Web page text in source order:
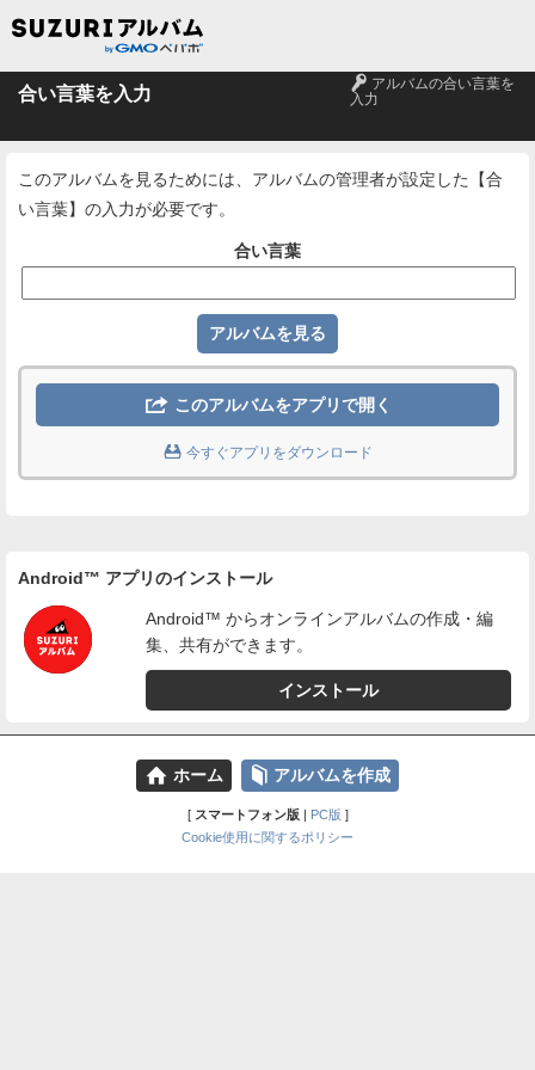
合い言葉を入力 🔑 アルバムの合い言葉を
入力
このアルバムを見るためには、アルバムの管理者が設定した【合
い言葉】の入力が必要です。
合い言葉
 このアルバムをアプリで開く
 今すぐアプリをダウンロード
Android™ アプリのインストール
Android™ からオンラインアルバムの作成・編
集、共有ができます。
インストール
⌂ ホーム 📕 アルバムを作成
[ スマートフォン版| PC版 ]
Cookie使用に関するポリシー